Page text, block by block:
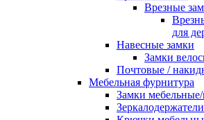
Врезные
для
Навесные замки
Замки
Почтовые /
Мебельная фурнитура
Замки
Зеркалодержатели